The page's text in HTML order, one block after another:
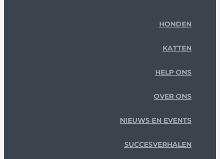
HONDEN
KATTEN
HELP ONS
OVER ONS
NIEUWS EN EVENTS
SUCCESVERHALEN